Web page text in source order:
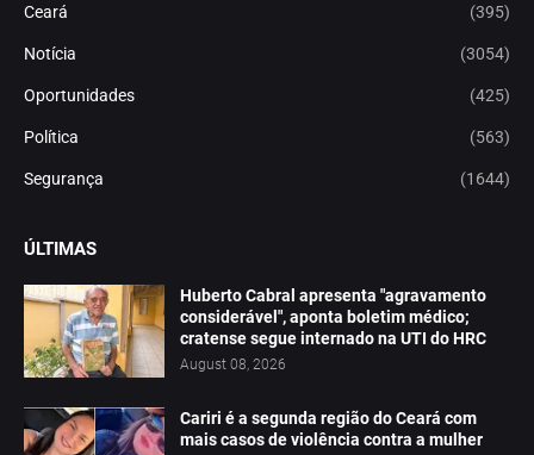
Ceará (395)
Notícia (3054)
Oportunidades (425)
Política (563)
Segurança (1644)
ÚLTIMAS
Huberto Cabral apresenta "agravamento
considerável", aponta boletim médico;
cratense segue internado na UTI do HRC
August 08, 2026
Cariri é a segunda região do Ceará com
mais casos de violência contra a mulher